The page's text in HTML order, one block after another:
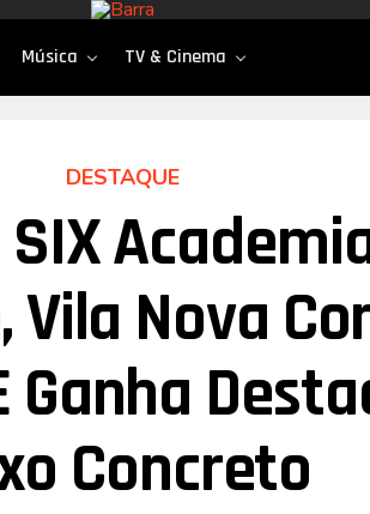
Música TV & Cinema
DESTAQUE
Nova
Ganha
Concreto